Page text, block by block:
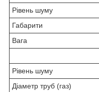
Рівень шуму
Габарити
Вага
Рівень шуму
Діаметр труб (газ)